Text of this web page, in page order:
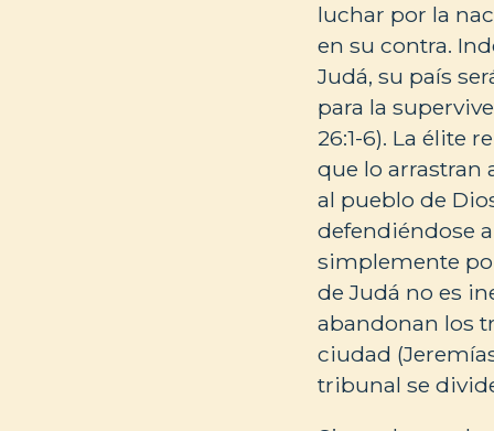
luchar por la
en su contra.
Judá, su país
para la
26:1-6). La élite
que lo arrastran
al pueblo de
defendiéndose
simplemente
de Judá no es
abandonan los
ciudad
tribunal se